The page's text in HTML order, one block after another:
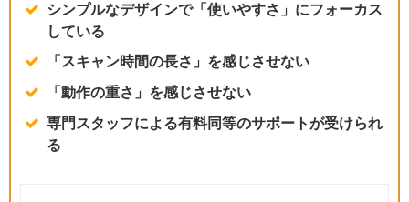
シンプルなデザインで「使いやすさ」にフォーカス
している
「スキャン時間の長さ」を感じさせない
「動作の重さ」を感じさせない
専門スタッフによる有料同等のサポートが受けられ
る